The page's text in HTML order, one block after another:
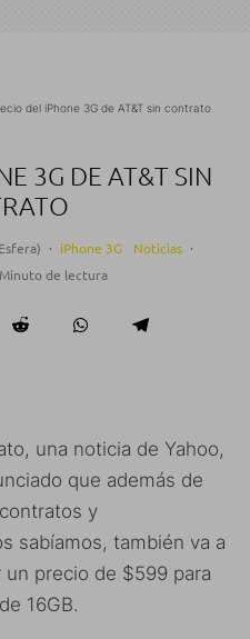
del iPhone 3G de AT&T sin contrato
3G DE AT&T SIN
· iPhone 3G Noticias ·
de lectura
una noticia de Yahoo,
que además de
y
sabíamos, también va a
precio de $599 para
16GB.